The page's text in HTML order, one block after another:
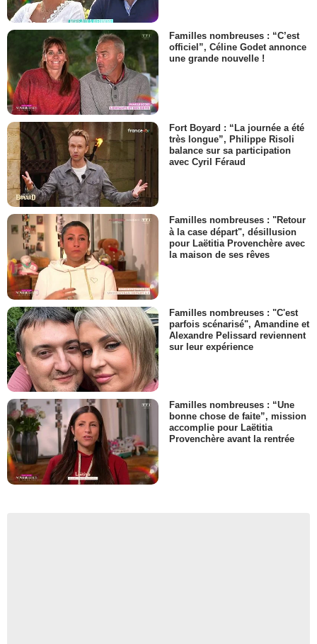
Familles nombreuses : “C’est
officiel”, Céline Godet annonce
une grande nouvelle !
Fort Boyard : “La journée a été
très longue”, Philippe Risoli
balance sur sa participation
avec Cyril Féraud
Familles nombreuses : "Retour
à la case départ", désillusion
pour Laëtitia Provenchère avec
la maison de ses rêves
Familles nombreuses : "C'est
parfois scénarisé", Amandine et
Alexandre Pelissard reviennent
sur leur expérience
Familles nombreuses : “Une
bonne chose de faite”, mission
accomplie pour Laëtitia
Provenchère avant la rentrée